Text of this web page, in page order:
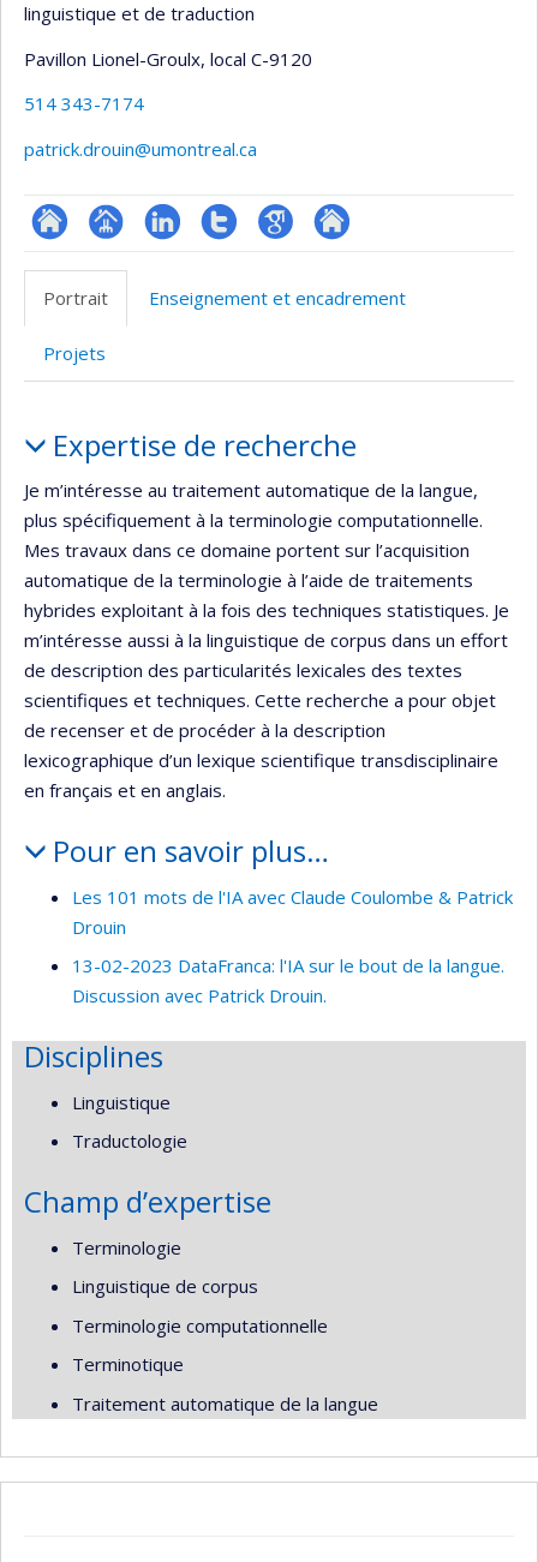
linguistique et de traduction
Pavillon Lionel-Groulx, local C-9120
514 343-7174
patrick.drouin@umontreal.ca
ResearchGate
Page
(faculté,département,école)
LinkedInCompteGoogleAutre
Portrait Enseignement et encadrement
Projets
Expertise de recherche
Je m’intéresse au traitement automatique de la langue,
plus spécifiquement à la terminologie computationnelle.
Mes travaux dans ce domaine portent sur l’acquisition
automatique de la terminologie à l’aide de traitements
hybrides exploitant à la fois des techniques statistiques. Je
m’intéresse aussi à la linguistique de corpus dans un effort
de description des particularités lexicales des textes
scientifiques et techniques. Cette recherche a pour objet
de recenser et de procéder à la description
lexicographique d’un lexique scientifique transdisciplinaire
en français et en anglais.
Pour en savoir plus…
Les 101 mots de l'IA avec Claude Coulombe & Patrick
Drouin
13-02-2023 DataFranca: l'IA sur le bout de la langue.
Discussion avec Patrick Drouin.
Disciplines
Linguistique
Traductologie
Champ d’expertise
Terminologie
Linguistique de corpus
Terminologie computationnelle
Terminotique
Traitement automatique de la langue